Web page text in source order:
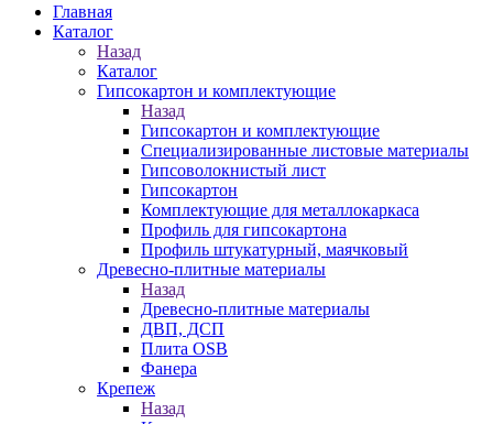
Главная
Каталог
Назад
Каталог
Гипсокартон и комплектующие
Назад
Гипсокартон и комплектующие
Специализированные листовые материалы
Гипсоволокнистый лист
Гипсокартон
Комплектующие для металлокаркаса
Профиль для гипсокартона
Профиль штукатурный, маячковый
Древесно-плитные материалы
Назад
Древесно-плитные материалы
ДВП, ДСП
Плита OSB
Фанера
Крепеж
Назад